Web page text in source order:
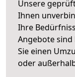
Unsere
Ihnen
Ihre
Angebote
Sie einen
oder